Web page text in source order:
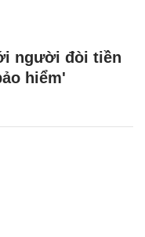
người đòi tiền
hiểm'